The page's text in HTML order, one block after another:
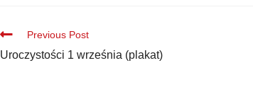
Previous Post
Uroczystości 1 września (plakat)